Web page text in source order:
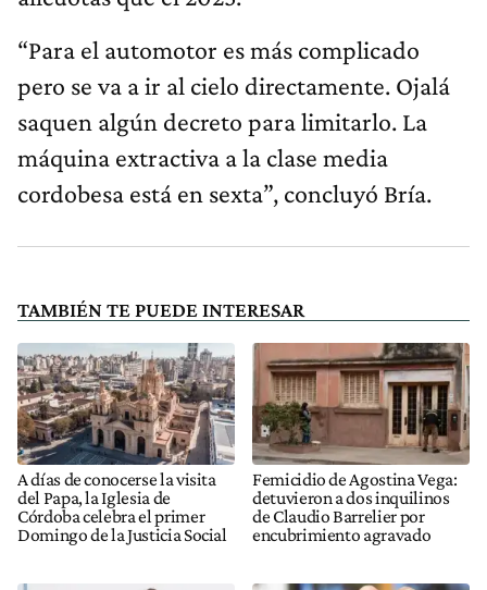
“Para el automotor es más complicado
pero se va a ir al cielo directamente. Ojalá
saquen algún decreto para limitarlo. La
máquina extractiva a la clase media
cordobesa está en sexta”, concluyó Bría.
TAMBIÉN TE PUEDE INTERESAR
A días de conocerse la visita
del Papa, la Iglesia de
Córdoba celebra el primer
Domingo de la Justicia Social
Femicidio de Agostina Vega:
detuvieron a dos inquilinos
de Claudio Barrelier por
encubrimiento agravado